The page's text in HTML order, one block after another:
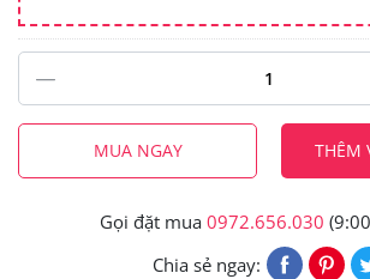
MUA NGAY THÊM
Gọi đặt mua 0972.656.030
Chia sẻ ngay: